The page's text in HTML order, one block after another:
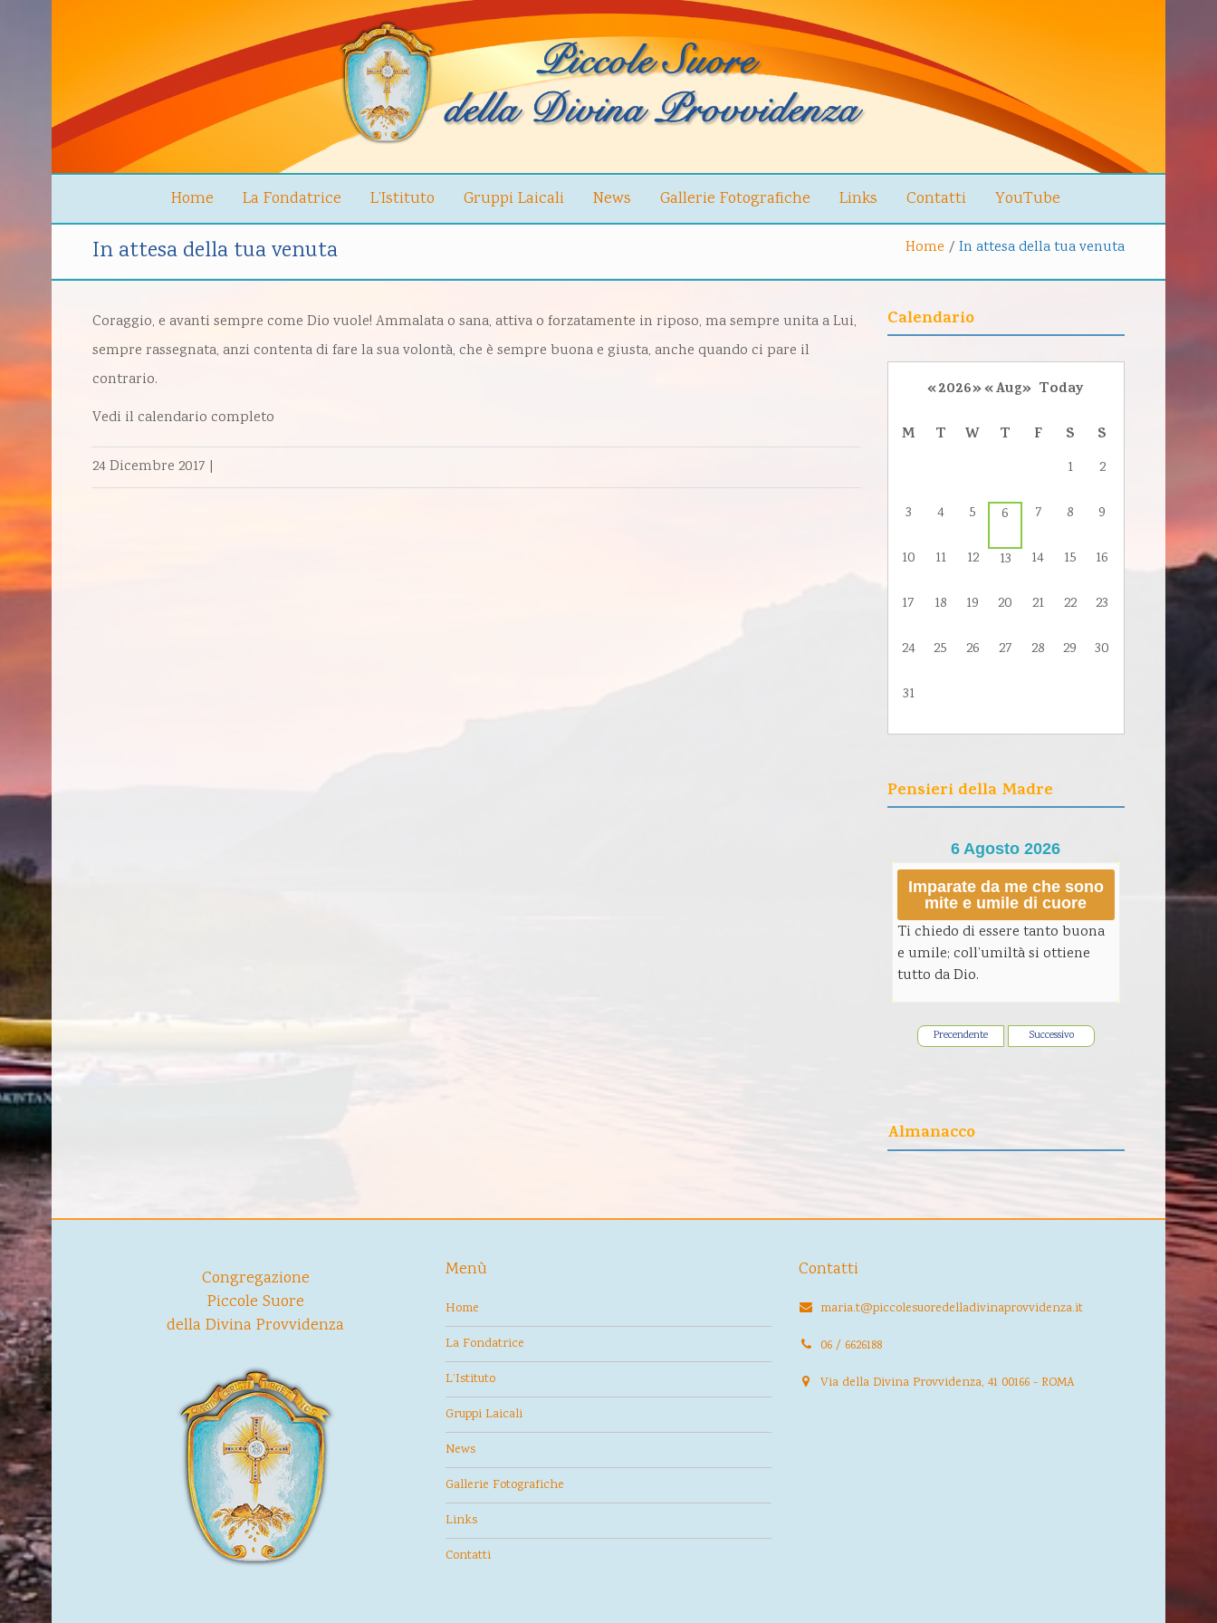
Home La Fondatrice L’Istituto Gruppi Laicali News Gallerie Fotografiche Links Contatti YouTube
In attesa della tua venuta Home / In attesa della tua venuta
Coraggio, e avanti sempre come Dio vuole! Ammalata o sana, attiva o forzatamente in riposo, ma sempre unita a Lui,
sempre rassegnata, anzi contenta di fare la sua volontà, che è sempre buona e giusta, anche quando ci pare il
contrario.
Vedi il calendario completo
24 Dicembre 2017 |
Calendario
«2026»«Aug» Today
M
T W T F S S
1 2
3 4 5 6 7 8 9
10 11 12 13 14 15 16
17 18 19 20 21 22 23
24 25 26 27 28 29 30
31
Pensieri della Madre
6 Agosto 2026
Imparate da me che sono
mite e umile di cuore
Ti chiedo di essere tanto buona
e umile; coll’umiltà si ottiene
tutto da Dio.
Precendente Successivo
Almanacco
Congregazione
Piccole Suore
della Divina Provvidenza
Menù
Home
La Fondatrice
L’Istituto
Gruppi Laicali
News
Gallerie Fotografiche
Links
Contatti
Contatti
maria.t@piccolesuoredelladivinaprovvidenza.it
06 / 6626188
Via della Divina Provvidenza, 41 00166 - ROMA